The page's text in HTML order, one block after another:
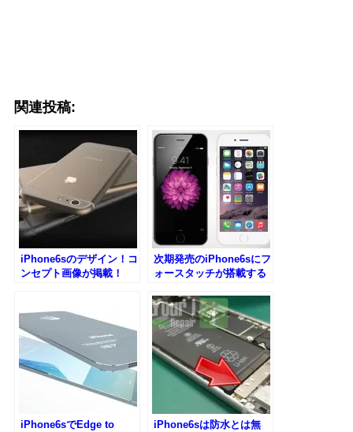
関連投稿:
iPhone6sのデザイン！コ
ンセプト画像が掲載！
次期発売のiPhone6sにフ
ォースタッチが搭載する
iPhone6sでEdge to
iPhone6sは防水とは無